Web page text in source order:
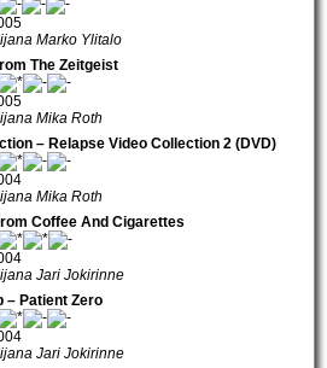
Marko Ylitalo
The Zeitgeist
Mika Roth
– Relapse Video Collection 2 (DVD)
Mika Roth
Coffee And Cigarettes
Jari Jokirinne
– Patient Zero
Jari Jokirinne